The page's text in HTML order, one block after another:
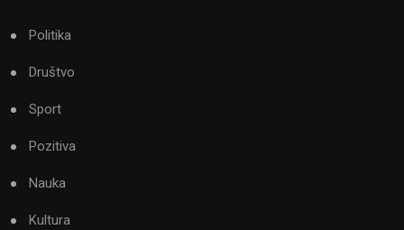
Politika
Društvo
Sport
Pozitiva
Nauka
Kultura